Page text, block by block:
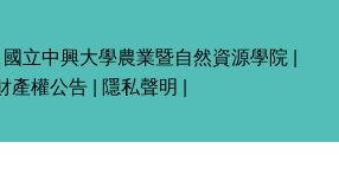
立中興大學農業暨自然資源學院 |
產權公告 | 隱私聲明 |